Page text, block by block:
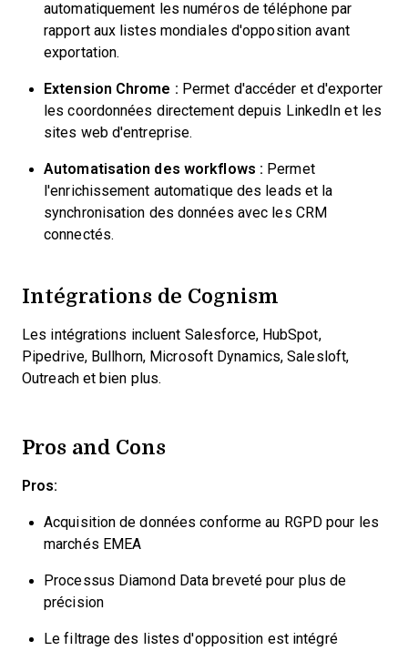
automatiquement les numéros de téléphone par
rapport aux listes mondiales d'opposition avant
exportation.
Extension Chrome : Permet d'accéder et d'exporter
les coordonnées directement depuis LinkedIn et les
sites web d'entreprise.
Automatisation des workflows : Permet
l'enrichissement automatique des leads et la
synchronisation des données avec les CRM
connectés.
Intégrations de Cognism
Les intégrations incluent Salesforce, HubSpot,
Pipedrive, Bullhorn, Microsoft Dynamics, Salesloft,
Outreach et bien plus.
Pros and Cons
Pros:
Acquisition de données conforme au RGPD pour les
marchés EMEA
Processus Diamond Data breveté pour plus de
précision
Le filtrage des listes d'opposition est intégré